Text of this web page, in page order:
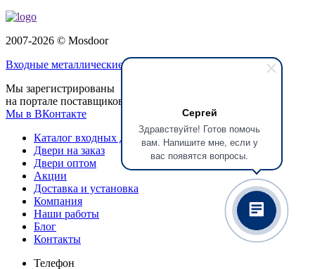
Сергей
Здравствуйте! Готов помочь
вам. Напишите мне, если у
вас появятся вопросы.
2007-2026 © Mosdoor
Входные металлические двери
Мы зарегистрированы
на портале поставщиков
Мы в ВКонтакте
Каталог входных дверей
Двери на заказ
Двери оптом
Акции
Доставка и установка
Компания
Наши работы
Блог
Контакты
Телефон